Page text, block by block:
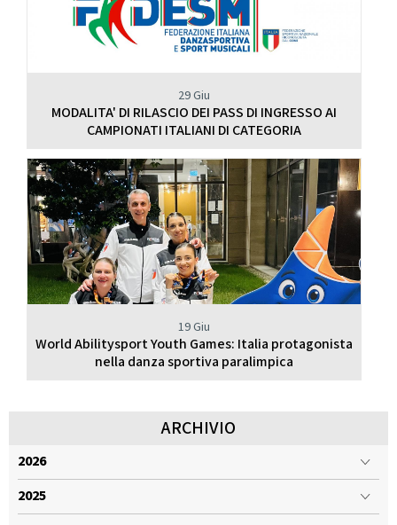
29 Giu
MODALITA' DI RILASCIO DEI PASS DI INGRESSO AI
CAMPIONATI ITALIANI DI CATEGORIA
19 Giu
World Abilitysport Youth Games: Italia protagonista
nella danza sportiva paralimpica
ARCHIVIO
2026
2025